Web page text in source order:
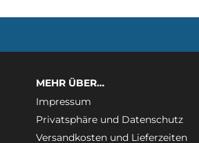
MEHR ÜBER…
Impressum
Privatsphäre und Datenschutz
Versandkosten und Lieferzeiten